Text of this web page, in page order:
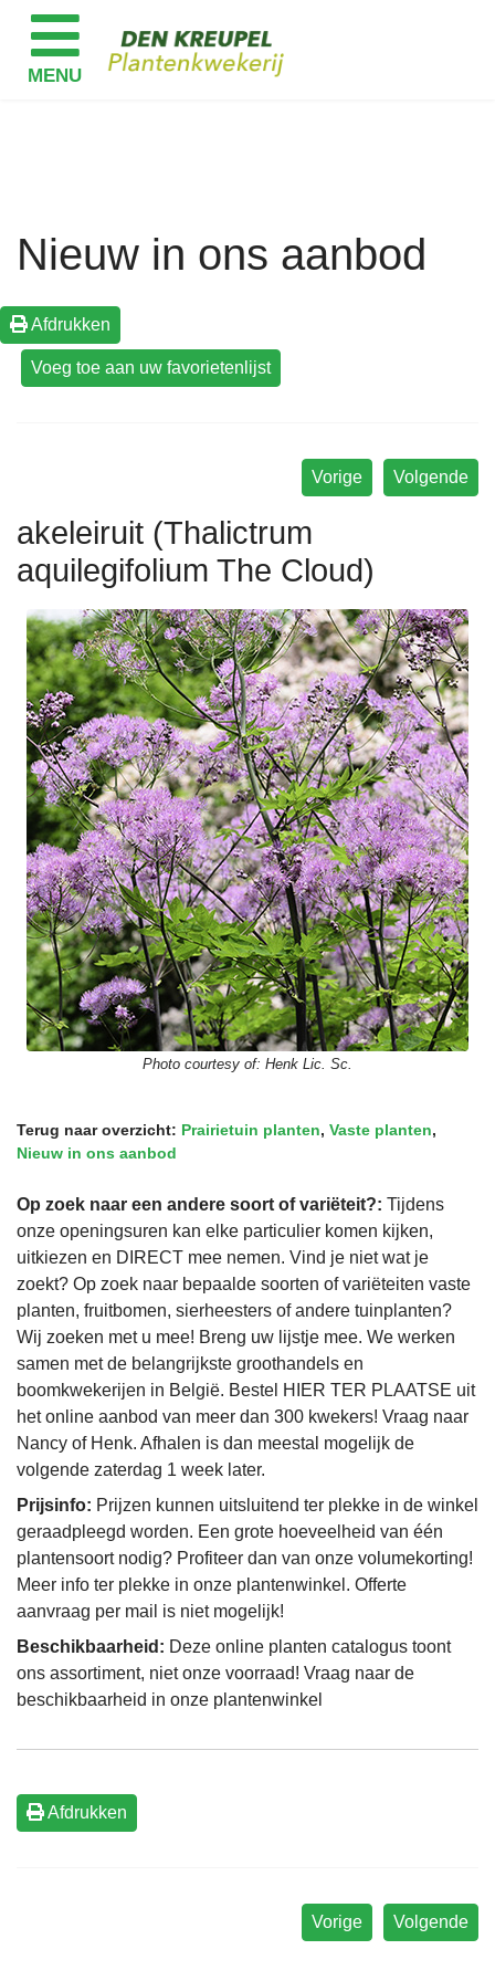
Nieuw in ons aanbod
Afdrukken
Volgende
Vorige
akeleiruit (Thalictrum
aquilegifolium The Cloud)
Photo courtesy of: Henk Lic. Sc.
Terug naar overzicht: Prairietuin planten, Vaste planten,
Nieuw in ons aanbod
Op zoek naar een andere soort of variëteit?: Tijdens
onze openingsuren kan elke particulier komen kijken,
uitkiezen en DIRECT mee nemen. Vind je niet wat je
zoekt? Op zoek naar bepaalde soorten of variëteiten vaste
planten, fruitbomen, sierheesters of andere tuinplanten?
Wij zoeken met u mee! Breng uw lijstje mee. We werken
samen met de belangrijkste groothandels en
boomkwekerijen in België. Bestel HIER TER PLAATSE uit
het online aanbod van meer dan 300 kwekers! Vraag naar
Nancy of Henk. Afhalen is dan meestal mogelijk de
volgende zaterdag 1 week later.
Prijsinfo: Prijzen kunnen uitsluitend ter plekke in de winkel
geraadpleegd worden. Een grote hoeveelheid van één
plantensoort nodig? Profiteer dan van onze volumekorting!
Meer info ter plekke in onze plantenwinkel. Offerte
aanvraag per mail is niet mogelijk!
Beschikbaarheid: Deze online planten catalogus toont
ons assortiment, niet onze voorraad! Vraag naar de
beschikbaarheid in onze plantenwinkel
Afdrukken
Volgende
Vorige